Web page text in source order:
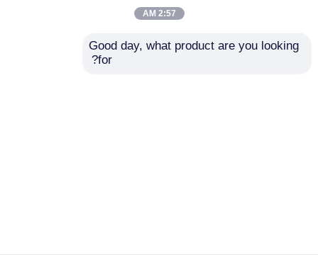
المطاط الأختام
2:57 AM
Good day, what product are you looking
for?